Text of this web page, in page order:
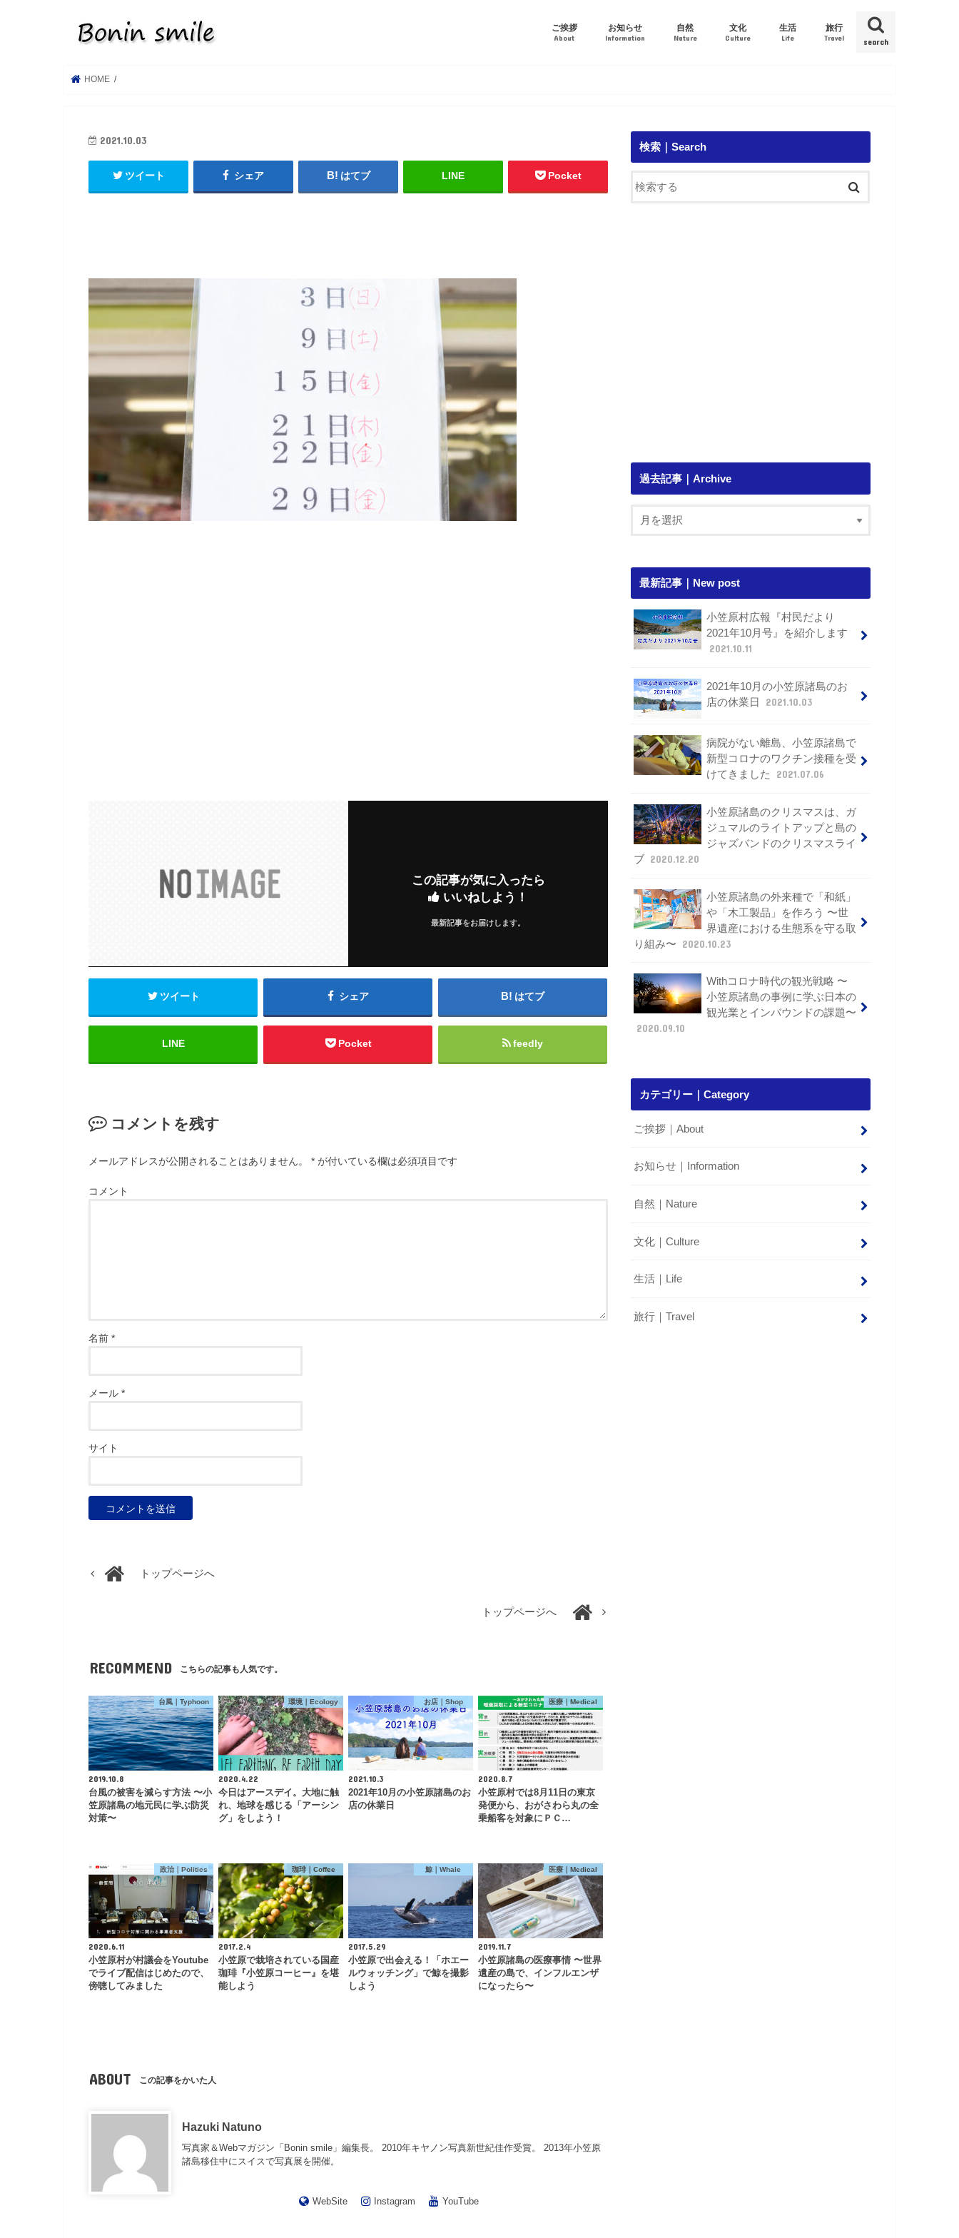
search
ご挨拶
About
お知らせ
Information
自然
Nature
文化
Culture
生活
Life
旅行
Travel
HOME
2021.10.03
ツイート シェア はてブ LINE Pocket
この記事が気に入ったら
いいねしよう！
最新記事をお届けします。
ツイート シェア はてブ
LINE Pocket feedly
コメントを残す
メールアドレスが公開されることはありません。 * が付いている欄は必須項目です
コメント
名前 *
メール *
サイト
トップページへ
トップページへ
RECOMMEND こちらの記事も人気です。
台風｜Typhoon
2019.10.8
台風の被害を減らす方法 〜小
笠原諸島の地元民に学ぶ防災
対策〜
環境｜Ecology
2020.4.22
今日はアースデイ。大地に触
れ、地球を感じる「アーシン
グ」をしよう！
お店｜Shop
2021.10.3
2021年10月の小笠原諸島のお
店の休業日
医療｜Medical
2020.8.7
小笠原村では8月11日の東京
発便から、おがさわら丸の全
乗船客を対象にＰＣ…
政治｜Politics
2020.6.11
小笠原村が村議会をYoutube
でライブ配信はじめたので、
傍聴してみました
珈琲｜Coffee
2017.2.4
小笠原で栽培されている国産
珈琲『小笠原コーヒー』を堪
能しよう
鯨｜Whale
2017.5.29
小笠原で出会える！「ホエー
ルウォッチング」で鯨を撮影
しよう
医療｜Medical
2019.11.7
小笠原諸島の医療事情 〜世界
遺産の島で、インフルエンザ
になったら〜
ABOUT この記事をかいた人
Hazuki Natuno
写真家＆Webマガジン「Bonin smile」編集長。 2010年キヤノン写真新世紀佳作受賞。 2013年小笠原
諸島移住中にスイスで写真展を開催。
WebSite Instagram YouTube
検索｜Search
過去記事｜Archive
最新記事｜New post
小笠原村広報『村民だより
2021年10月号』を紹介します
2021.10.11
2021年10月の小笠原諸島のお
店の休業日
2021.10.03
病院がない離島、小笠原諸島で
新型コロナのワクチン接種を受
けてきました
2021.07.06
小笠原諸島のクリスマスは、ガ
ジュマルのライトアップと島の
ジャズバンドのクリスマスライ
ブ 2020.12.20
小笠原諸島の外来種で「和紙」
や「木工製品」を作ろう 〜世
界遺産における生態系を守る取
り組み〜
2020.10.23
Withコロナ時代の観光戦略 〜
小笠原諸島の事例に学ぶ日本の
観光業とインバウンドの課題〜
2020.09.10
カテゴリー｜Category
ご挨拶｜About
お知らせ｜Information
自然｜Nature
文化｜Culture
生活｜Life
旅行｜Travel